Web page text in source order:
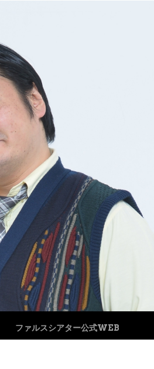
ファルスシアター公式WEB